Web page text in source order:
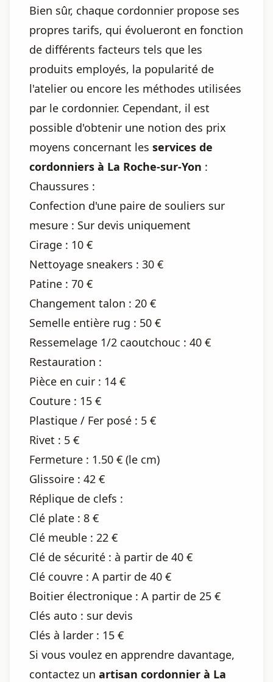
Bien sûr, chaque cordonnier propose ses
propres tarifs, qui évolueront en fonction
de différents facteurs tels que les
produits employés, la popularité de
l'atelier ou encore les méthodes utilisées
par le cordonnier. Cependant, il est
possible d'obtenir une notion des prix
moyens concernant les services de
cordonniers à La Roche-sur-Yon :
Chaussures :
Confection d'une paire de souliers sur
mesure : Sur devis uniquement
Cirage : 10 €
Nettoyage sneakers : 30 €
Patine : 70 €
Changement talon : 20 €
Semelle entière rug : 50 €
Ressemelage 1/2 caoutchouc : 40 €
Restauration :
Pièce en cuir : 14 €
Couture : 15 €
Plastique / Fer posé : 5 €
Rivet : 5 €
Fermeture : 1.50 € (le cm)
Glissoire : 42 €
Réplique de clefs :
Clé plate : 8 €
Clé meuble : 22 €
Clé de sécurité : à partir de 40 €
Clé couvre : A partir de 40 €
Boitier électronique : A partir de 25 €
Clés auto : sur devis
Clés à larder : 15 €
Si vous voulez en apprendre davantage,
contactez un artisan cordonnier à La